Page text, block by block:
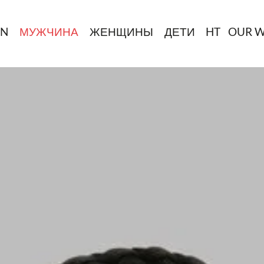
МУЖЧИНА ЖЕНЩИНЫ ДЕТИ HT OUR